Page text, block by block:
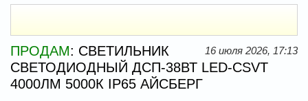
16 июля 2026, 17:13
ПРОДАМ: СВЕТИЛЬНИК
СВЕТОДИОДНЫЙ ДСП-38ВТ LED-CSVT
4000ЛМ 5000К IP65 АЙСБЕРГ